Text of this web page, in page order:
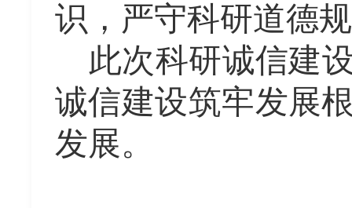
识，严守科研道德
此次科研诚信建
诚信建设筑牢发展
发展。